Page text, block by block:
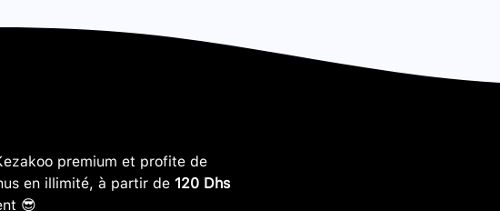
premium et profite de
en illimité, à partir de 120 Dhs
😎